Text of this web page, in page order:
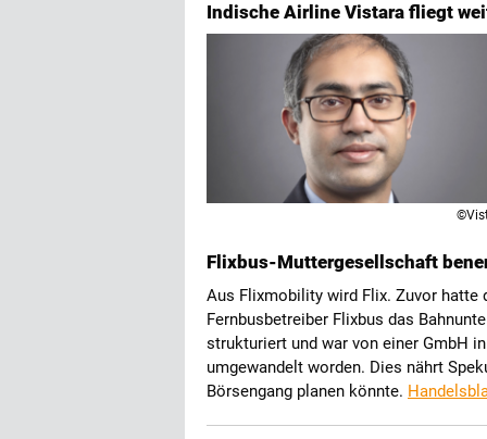
Indische Airline Vistara fliegt
Flixbus-Muttergesellschaft
Aus Flixmobility wird Flix. Zuvor hatte
Fernbusbetreiber Flixbus das
strukturiert und war von einer GmbH
umgewandelt worden. Dies nährt
Börsengang planen könnte.